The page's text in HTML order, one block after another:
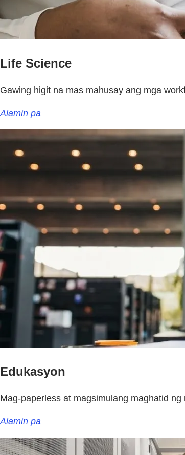
Life Science
Gawing higit na mas mahusay ang mga
Alamin pa
Edukasyon
Mag-paperless at magsimulang maghatid
Alamin pa